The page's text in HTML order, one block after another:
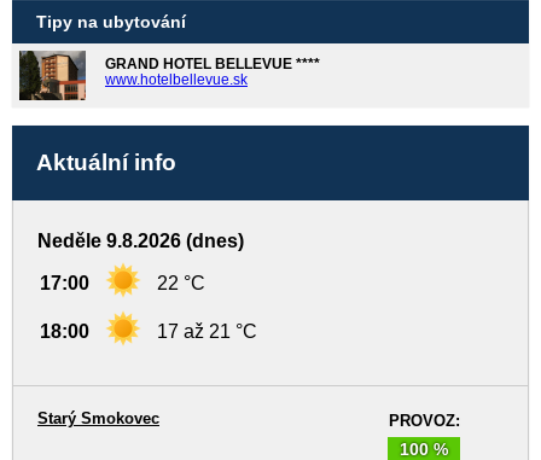
Tipy na ubytování
GRAND HOTEL BELLEVUE ****
www.hotelbellevue.sk
Aktuální info
Neděle 9.8.2026 (dnes)
17:00 22 °C
18:00 17 až 21 °C
PROVOZ:
100 %
Starý Smokovec